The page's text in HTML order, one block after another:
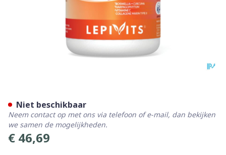
€ 46,69
Niet beschikbaar
Neem contact op met ons via telefoon of e-mail, dan bekijken
we samen de mogelijkheden.